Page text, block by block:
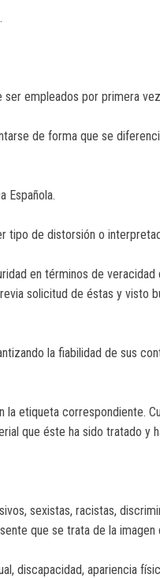
ser empleados por primera
de forma que se
Española.
tipo de distorsión o
en términos de
solicitud de éstas y visto
la fiabilidad de sus
etiqueta correspondiente.
que éste ha sido tratado y
sexistas, racistas,
que se trata de la imagen
discapacidad, apariencia